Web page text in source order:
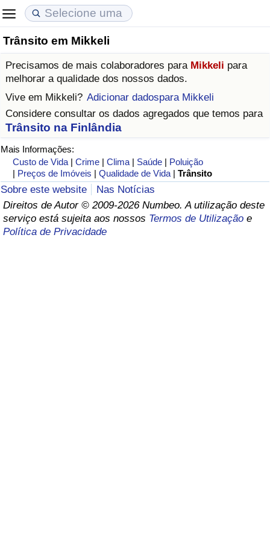
Trânsito em Mikkeli
Precisamos de mais colaboradores para Mikkeli para
melhorar a qualidade dos nossos dados.
Vive em Mikkeli? Adicionar dadospara Mikkeli
Considere consultar os dados agregados que temos para
Trânsito na Finlândia
Mais Informações:
Custo de Vida |Crime |Clima | Saúde | Poluição
| Preços de Imóveis |Qualidade de Vida |Trânsito
Sobre este website
Nas Notícias
Direitos de Autor © 2009-2026 Numbeo. A utilização deste
serviço está sujeita aos nossos Termos de Utilização e
Política de Privacidade
Custo de Vida
Indicador de Custo de Vida (Atual)
Indicador de Custo de Vida
Indicador de Custo de Vida Por País
em Aqaba
Preços de Imóveis
Indicador de Preços de Imóveis (Atual)
Indicador de Preços de Imóveis
Indicador de Preços de Imóveis por País
Qualidade de Vida
Indicador de Qualidade de Vida
Indicador de Qualidade de Vida (Atual)
Índice de qualidade de vida por país
Crime
Taxa do Indicador de Crime (Atual)
Indicador de Crime